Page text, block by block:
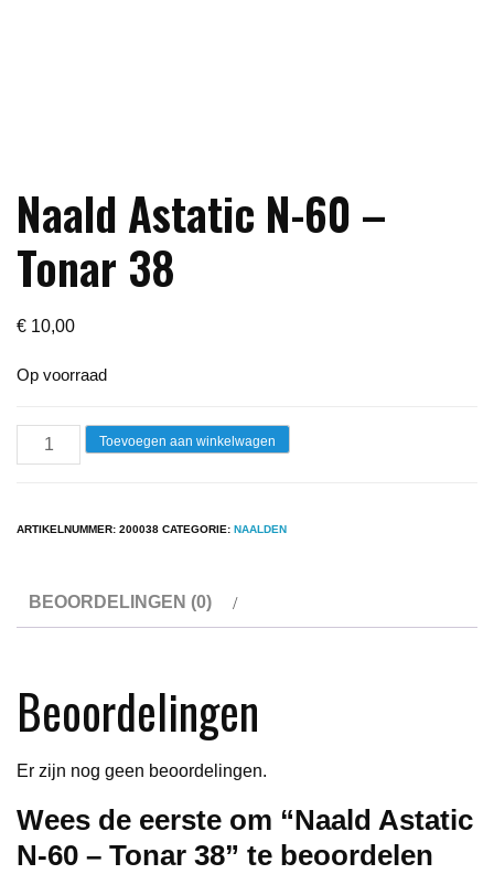
Naald Astatic N-60 –
Tonar 38
€ 10,00
Op voorraad
Naald
Astatic
60
Tonar
38
Toevoegen aan winkelwagen
ARTIKELNUMMER: 200038 CATEGORIE: NAALDEN
BEOORDELINGEN (0)
Beoordelingen
Er zijn nog geen beoordelingen.
Wees de eerste om “Naald Astatic
N-60 – Tonar 38” te beoordelen